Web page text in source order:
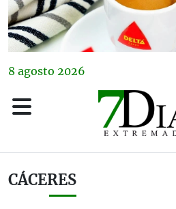
8 agosto 2026
CÁCERES